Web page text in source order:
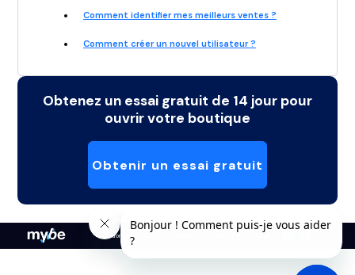
Comment identifier mes meilleurs ventes ?
Comment créer un nouvel utilisateur ?
Obtenez un essai gratuit de 14 jour pour
ouvrir votre boutique
Obtenir un essai gratuit
Mentions légales